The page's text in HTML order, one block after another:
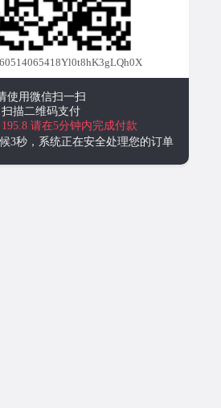
使用微信扫一扫
扫描二维码支付
请在5分钟内完成付款
3秒，系统正在安全处理您的订单